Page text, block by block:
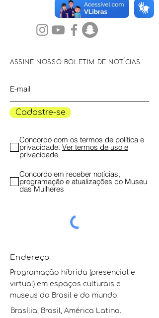
ASSINE NOSSO BOLETIM DE NOTÍCIAS
Cadastre-se
Concordo com os termos de política e
privacidade. Ver termos de uso e
privacidade
Concordo em receber notícias,
programação e atualizações do Museu
das Mulheres
Endereço
Programação híbrida (presencial e
virtual) em espaços culturais e
museus do Brasil e do mundo.
Brasília, Brasil, América Latina.